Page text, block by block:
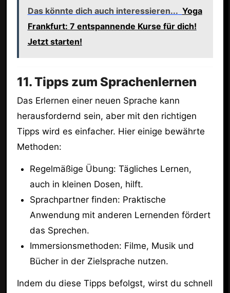
Das könnte dich auch interessieren... Yoga
Frankfurt: 7 entspannende Kurse für dich!
Jetzt starten!
11. Tipps zum Sprachenlernen
Das Erlernen einer neuen Sprache kann
herausfordernd sein, aber mit den richtigen
Tipps wird es einfacher. Hier einige bewährte
Methoden:
Regelmäßige Übung: Tägliches Lernen,
auch in kleinen Dosen, hilft.
Sprachpartner finden: Praktische
Anwendung mit anderen Lernenden fördert
das Sprechen.
Immersionsmethoden: Filme, Musik und
Bücher in der Zielsprache nutzen.
Indem du diese Tipps befolgst, wirst du schnell